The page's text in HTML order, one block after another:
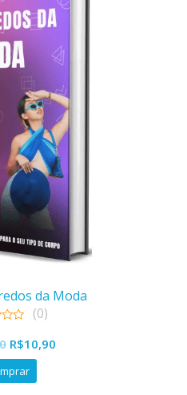
da Moda
(0)
O
preço
original
R$10,90